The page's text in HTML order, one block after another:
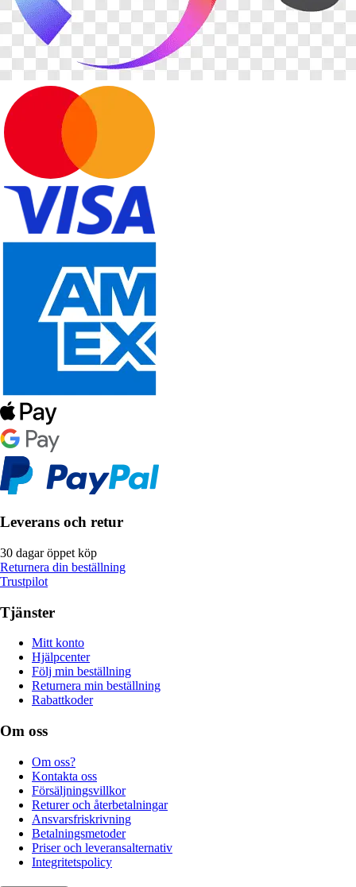
Leverans och retur
30 dagar öppet köp
Returnera din beställning
Trustpilot
Tjänster
Mitt konto
Hjälpcenter
Följ min beställning
Returnera min beställning
Rabattkoder
Om oss
Om oss?
Kontakta oss
Försäljningsvillkor
Returer och återbetalningar
Ansvarsfriskrivning
Betalningsmetoder
Priser och leveransalternativ
Integritetspolicy